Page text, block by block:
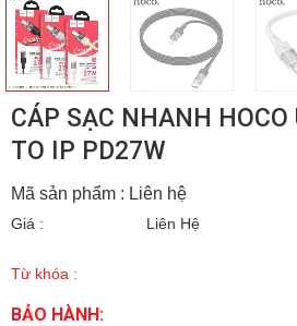
CÁP SẠC NHANH HOCO
TO IP PD27W
Mã sản phẩm : Liên hệ
Giá : Liên Hệ
Từ khóa :
BẢO HÀNH: